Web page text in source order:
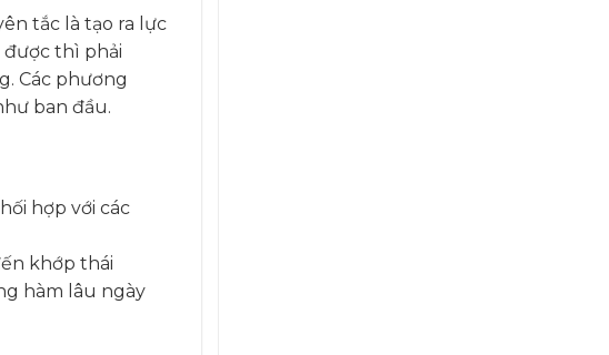
tắc là tạo ra lực
thì phải
Các phương
ban đầu.
hợp với các
khớp thái
hàm lâu ngày